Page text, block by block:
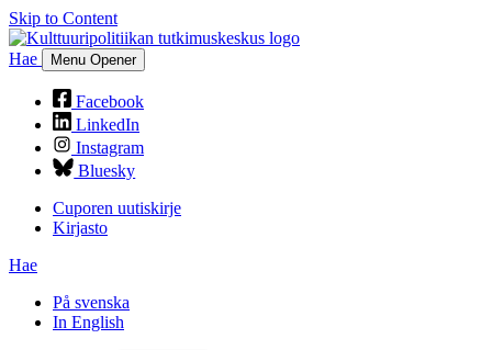
Skip to Content
Hae Menu Opener
Facebook
LinkedIn
Instagram
Bluesky
Cuporen uutiskirje
Kirjasto
Hae
På svenska
In English